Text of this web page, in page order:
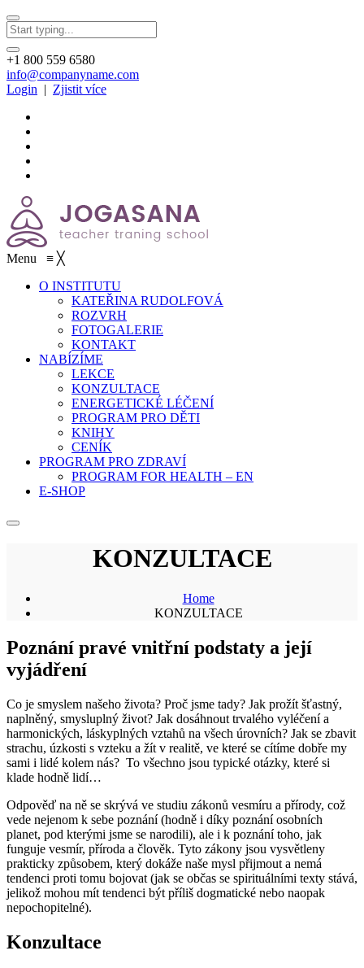
+1 800 559 6580
info@companyname.com
Login | Zjistit více
Menu ≡ ╳
O INSTITUTU
KATEŘINA RUDOLFOVÁ
ROZVRH
FOTOGALERIE
KONTAKT
NABÍZÍME
LEKCE
KONZULTACE
ENERGETICKÉ LÉČENÍ
PROGRAM PRO DĚTI
KNIHY
CENÍK
PROGRAM PRO ZDRAVÍ
PROGRAM FOR HEALTH – EN
E-SHOP
KONZULTACE
Home
KONZULTACE
Poznání pravé vnitřní podstaty a její
vyjádření
Co je smyslem našeho života? Proč jsme tady? Jak prožít šťastný,
naplněný, smysluplný život? Jak dosáhnout trvalého vyléčení a
harmonických, láskyplných vztahů na všech úrovních? Jak se zbavit
strachu, úzkosti s vzteku a žít v realitě, ve které se cítíme dobře my
sami i lidé kolem nás? To všechno jsou typické otázky, které si
klade hodně lidí…
Odpověď na ně se skrývá ve studiu zákonů vesmíru a přírody, což
vede nejenom k sebe poznání (hodně i díky poznání osobních
planet, pod kterými jsme se narodili), ale i k poznání toho, jak
funguje vesmír, příroda a člověk. Tyto zákony jsou vysvětleny
prakticky způsobem, který dokáže naše mysl přijmout a nemá
tendenci proti tomu bojovat (jak se občas se spirituálními texty stává,
jelikož mohou mít tendenci být příliš dogmatické nebo naopak
nepochopitelné).
Konzultace